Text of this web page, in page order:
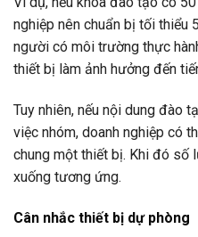
nghiệp nên chuẩn bị tối thiểu
người có môi trường thực
thiết bị làm ảnh hưởng đến
Tuy nhiên, nếu nội dung đào
việc nhóm, doanh nghiệp có
chung một thiết bị. Khi đó số
xuống tương ứng.
Cân nhắc thiết bị dự phòng